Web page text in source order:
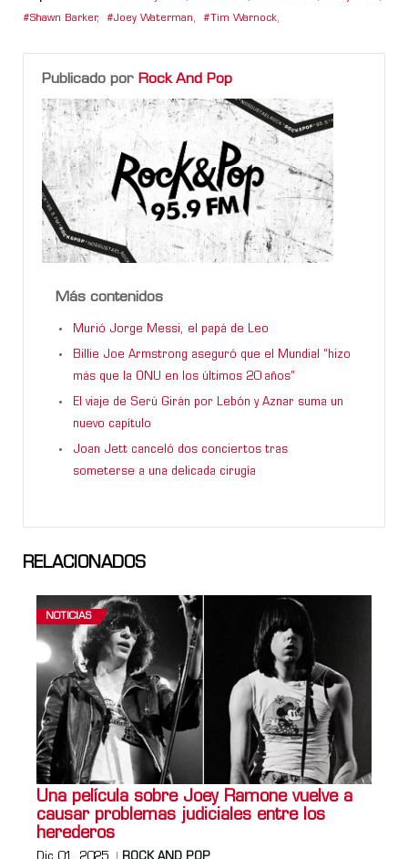
Shawn Barker, Joey Waterman, Tim Warnock,
Publicado por Rock And Pop
Más contenidos
Murió Jorge Messi, el papá de Leo
Billie Joe Armstrong aseguró que el Mundial “hizo
más que la ONU en los últimos 20 años”
El viaje de Serú Girán por Lebón y Aznar suma un
nuevo capítulo
Joan Jett canceló dos conciertos tras
someterse a una delicada cirugía
RELACIONADOS
NOTICIAS
Una película sobre Joey Ramone vuelve a
causar problemas judiciales entre los
herederos